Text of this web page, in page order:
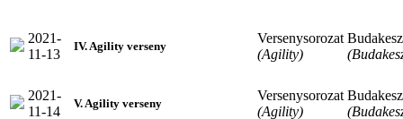
2021-
11-13
IV. Agility verseny
Versenysorozat
(Agility)
2021-
11-14
V. Agility verseny
Versenysorozat
(Agility)